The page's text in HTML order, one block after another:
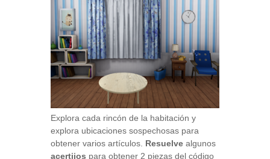
Explora cada rincón de la habitación y
explora ubicaciones sospechosas para
obtener varios artículos. Resuelve algunos
acertijos para obtener 2 piezas del código